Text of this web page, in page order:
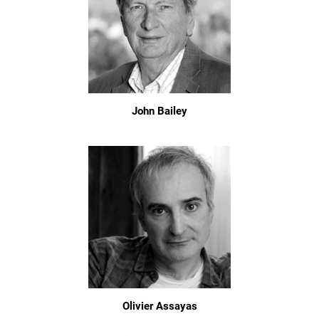
John Bailey
Olivier Assayas